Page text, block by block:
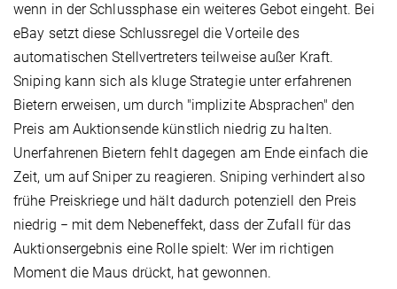
wenn in der Schlussphase ein weiteres Gebot eingeht. Bei
eBay setzt diese Schlussregel die Vorteile des
automatischen Stellvertreters teilweise außer Kraft.
Sniping kann sich als kluge Strategie unter erfahrenen
Bietern erweisen, um durch "implizite Absprachen" den
Preis am Auktionsende künstlich niedrig zu halten.
Unerfahrenen Bietern fehlt dagegen am Ende einfach die
Zeit, um auf Sniper zu reagieren. Sniping verhindert also
frühe Preiskriege und hält dadurch potenziell den Preis
niedrig − mit dem Nebeneffekt, dass der Zufall für das
Auktionsergebnis eine Rolle spielt: Wer im richtigen
Moment die Maus drückt, hat gewonnen.